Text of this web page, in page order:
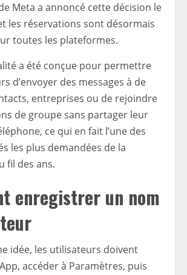
Meta a annoncé cette décision le
les réservations sont désormais
toutes les plateformes.
a été conçue pour permettre
d’envoyer des messages à de
entreprises ou de rejoindre
de groupe sans partager leur
ce qui en fait l’une des
les plus demandées de la
fil des ans.
enregistrer un nom
idée, les utilisateurs doivent
accéder à Paramètres, puis